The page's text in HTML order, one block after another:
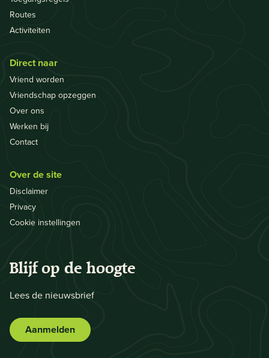
Routes
Activiteiten
Direct naar
Vriend worden
Vriendschap opzeggen
Over ons
Werken bij
Contact
Over de site
Disclaimer
Privacy
Cookie instellingen
Blijf op de hoogte
Lees de nieuwsbrief
Aanmelden